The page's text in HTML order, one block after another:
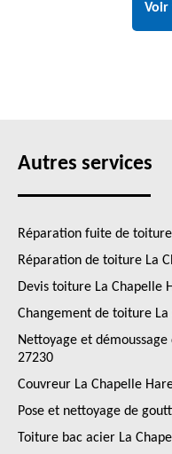
Voir
Autres services
Réparation fuite de
Réparation de toiture La
Devis toiture La Chapelle
Changement de toiture
Nettoyage et
27230
Couvreur La Chapelle
Pose et nettoyage de
Toiture bac acier La